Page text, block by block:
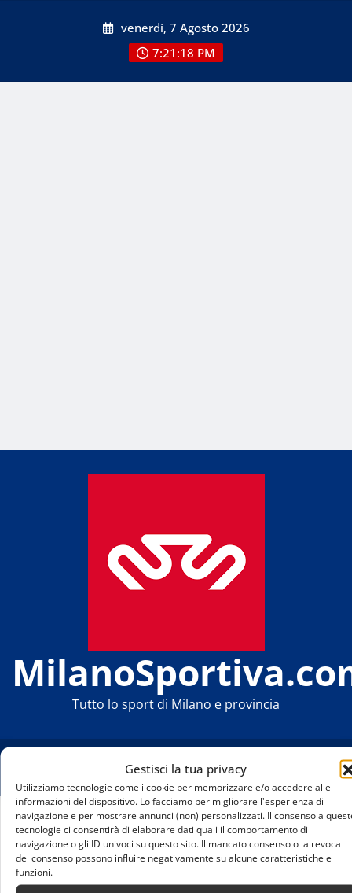
Gestisci la tua privacy
Utilizziamo tecnologie come i cookie per memorizzare e/o accedere alle
informazioni del dispositivo. Lo facciamo per migliorare l'esperienza di
navigazione e per mostrare annunci (non) personalizzati. Il consenso a
tecnologie ci consentirà di elaborare dati quali il comportamento di
navigazione o gli ID univoci su questo sito. Il mancato consenso o la revoca
del consenso possono influire negativamente su alcune caratteristiche e
funzioni.
venerdì, 7 Agosto 2026
7:21:19 PM
Tutto lo sport di Milano e provincia
Home
Lotta greco-romana a Milano: le principali società
sportive